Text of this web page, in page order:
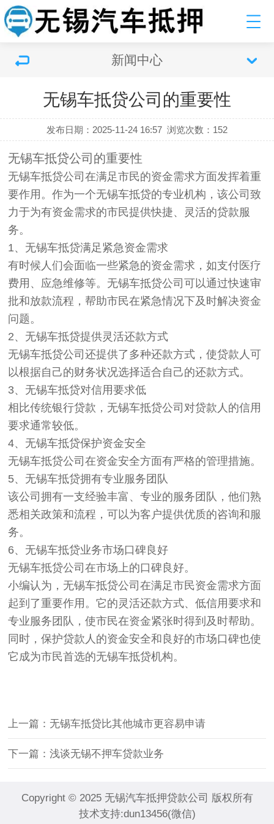
新闻中心
无锡车抵贷公司的重要性
发布日期：2025-11-24 16:57 浏览次数： 152
无锡车抵贷公司的重要性
无锡车抵贷公司在满足市民的资金需求方面发挥着重
要作用。作为一个无锡车抵贷的专业机构，该公司致
力于为有资金需求的市民提供快捷、灵活的贷款服
务。
1、无锡车抵贷满足紧急资金需求
有时候人们会面临一些紧急的资金需求，如支付医疗
费用、应急维修等。无锡车抵贷公司可以通过快速审
批和放款流程，帮助市民在紧急情况下及时解决资金
问题。
2、无锡车抵贷提供灵活还款方式
无锡车抵贷公司还提供了多种还款方式，使贷款人可
以根据自己的财务状况选择适合自己的还款方式。
3、无锡车抵贷对信用要求低
相比传统银行贷款，无锡车抵贷公司对贷款人的信用
要求通常较低。
4、无锡车抵贷保护资金安全
无锡车抵贷公司在资金安全方面有严格的管理措施。
5、无锡车抵贷拥有专业服务团队
该公司拥有一支经验丰富、专业的服务团队，他们熟
悉相关政策和流程，可以为客户提供优质的咨询和服
务。
6、无锡车抵贷业务市场口碑良好
无锡车抵贷公司在市场上的口碑良好。
小编认为，无锡车抵贷公司在满足市民资金需求方面
起到了重要作用。它的灵活还款方式、低信用要求和
专业服务团队，使市民在资金紧张时得到及时帮助。
同时，保护贷款人的资金安全和良好的市场口碑也使
它成为市民首选的无锡车抵贷机构。
上一篇：无锡车抵贷比其他城市更容易申请
下一篇：浅谈无锡不押车贷款业务
Copyright © 2025 无锡汽车抵押贷款公司 版权所有
技术支持:dun13456(微信)